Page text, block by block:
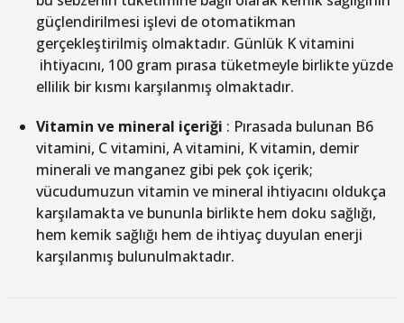
güçlendirilmesi işlevi de otomatikman
gerçekleştirilmiş olmaktadır. Günlük K vitamini
ihtiyacını, 100 gram pırasa tüketmeyle birlikte yüzde
ellilik bir kısmı karşılanmış olmaktadır.
Vitamin ve mineral içeriği : Pırasada bulunan B6
vitamini, C vitamini, A vitamini, K vitamin, demir
minerali ve manganez gibi pek çok içerik;
vücudumuzun vitamin ve mineral ihtiyacını oldukça
karşılamakta ve bununla birlikte hem doku sağlığı,
hem kemik sağlığı hem de ihtiyaç duyulan enerji
karşılanmış bulunulmaktadır.